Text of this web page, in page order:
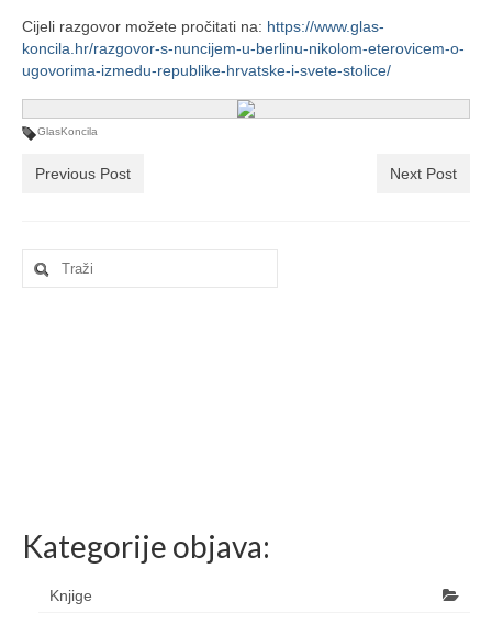
Cijeli razgovor možete pročitati na: https://www.glas-
koncila.hr/razgovor-s-nuncijem-u-berlinu-nikolom-eterovicem-o-
ugovorima-izmedu-republike-hrvatske-i-svete-stolice/
GlasKoncila
Previous Post Next Post
Search
for:
Kategorije objava:
Knjige